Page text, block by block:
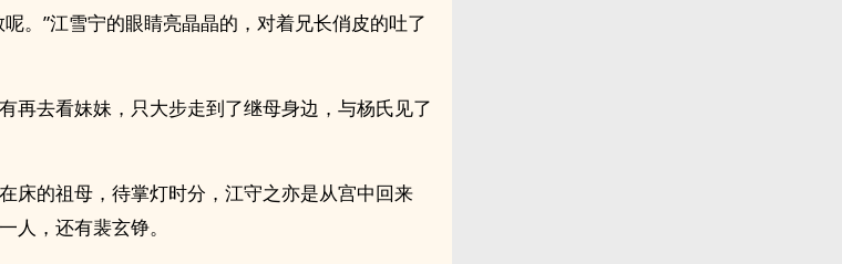
。”江雪宁的眼睛亮晶晶的，对着兄长俏皮的吐了
再去看妹妹，只大步走到了继母身边，与杨氏见了
床的祖母，待掌灯时分，江守之亦是从宫中回来
人，还有裴玄铮。